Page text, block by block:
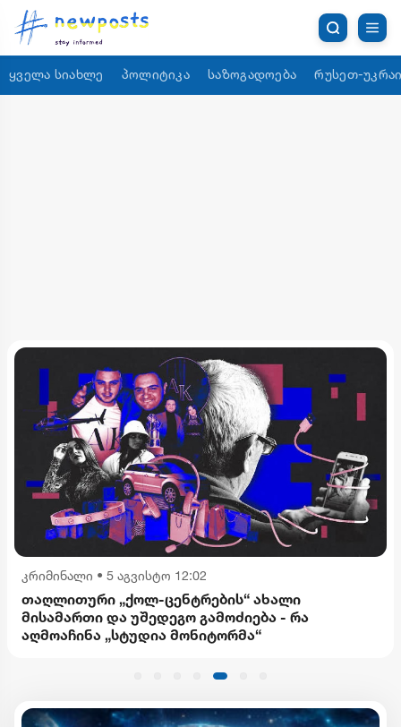
ყველა სიახლე პოლიტიკა საზოგადოება რუსეთ-
კრიმინალი • 5 აგვისტო 12:02
თაღლითური „ქოლ-ცენტრების“ ახალი
მისამართი და უშედეგო გამოძიება - რა
აღმოაჩინა „სტუდია მონიტორმა“